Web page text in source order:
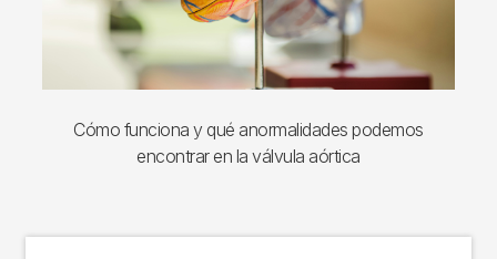
Cómo funciona y qué anormalidades podemos
encontrar en la válvula aórtica